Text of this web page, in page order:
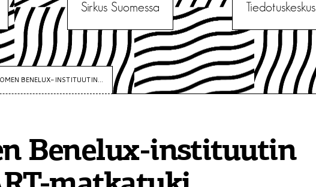
Sirkus Suomessa Tiedotuskeskus
BENELUX-INSTITUUTIN...
Benelux-instituutin